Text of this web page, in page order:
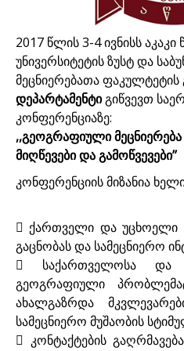
2017 წლის 3-4 ივნისს
უნივერსიტეტის ზუსტ და
მეცნიერებათა ფაკულტეტის
დეპარტამენტიგიწვევთ
კონფერენციაზე:
,,გეოგრაფიული
მიღწევები და გამოწვევები’’
კონფერენციის მიზანია
 ქართველი და უცხოელი
გაცნობას და სამეცნიერო
 საქართველოსა და
გეოგრაფიული
ახალგაზრდა
სამეცნიერო მუშაობის
 კონტაქტების